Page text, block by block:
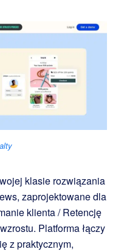
klasie rozwiązania
zaprojektowane dla
klienta / Retencję
Platforma łączy
z praktycznym,